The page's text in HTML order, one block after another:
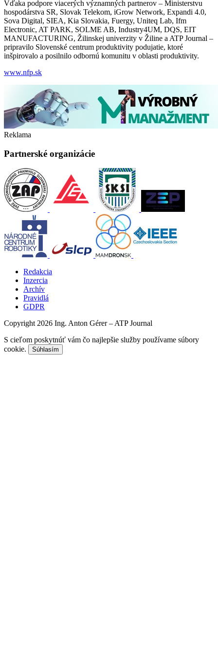
Vďaka podpore viacerých významných partnerov – Ministerstvu
hospodárstva SR, Slovak Telekom, iGrow Network, Expandi 4.0,
Sova Digital, SIEA, Kia Slovakia, Fuergy, Uniteq Lab, Ifm
Electronic, AT PARK, SOLME AB, Industry4UM, DQS, EIT
MANUFACTURING, Žilinskej univerzity v Žiline a ATP Journal –
pripravilo Slovenské centrum produktivity podujatie, ktoré
inšpirovalo a posilnilo odbornú komunitu v oblasti produktivity.
www.nfp.sk
Reklama
Partnerské organizácie
Redakcia
Inzercia
Archív
Pravidlá
GDPR
Copyright 2026 Ing. Anton Gérer – ATP Journal
S cieľom poskytnúť vám čo najlepšie služby používame súbory
cookie.
Súhlasím